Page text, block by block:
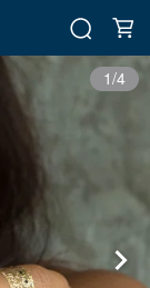
1/4